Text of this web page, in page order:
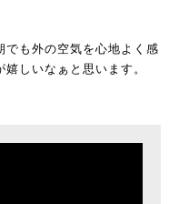
でも外の空気を心地よく感
しいなぁと思います。